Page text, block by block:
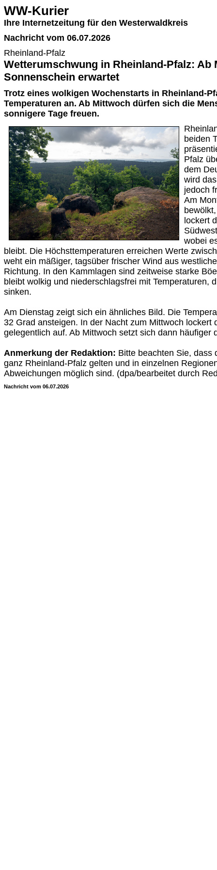
WW-Kurier
Ihre Internetzeitung für den Westerwaldkreis
Nachricht vom 06.07.2026
Rheinland-Pfalz
Wetterumschwung in Rheinland-Pfalz: Ab
Sonnenschein erwartet
Trotz eines wolkigen Wochenstarts in Rheinland-
Temperaturen an. Ab Mittwoch dürfen sich die
sonnigere Tage freuen.
beiden
Pfalz
dem
wird
jedoch
Am
lockert
wobei
bleibt. Die Höchsttemperaturen erreichen Werte
weht ein mäßiger, tagsüber frischer Wind aus
Richtung. In den Kammlagen sind zeitweise starke
bleibt wolkig und niederschlagsfrei mit Temperaturen,
sinken.
Am Dienstag zeigt sich ein ähnliches Bild. Die
32 Grad ansteigen. In der Nacht zum Mittwoch lockert
gelegentlich auf. Ab Mittwoch setzt sich dann häufiger
Anmerkung der Redaktion: Bitte beachten Sie, dass
ganz Rheinland-Pfalz gelten und in einzelnen
Abweichungen möglich sind. (dpa/bearbeitet durch
Nachricht vom 06.07.2026